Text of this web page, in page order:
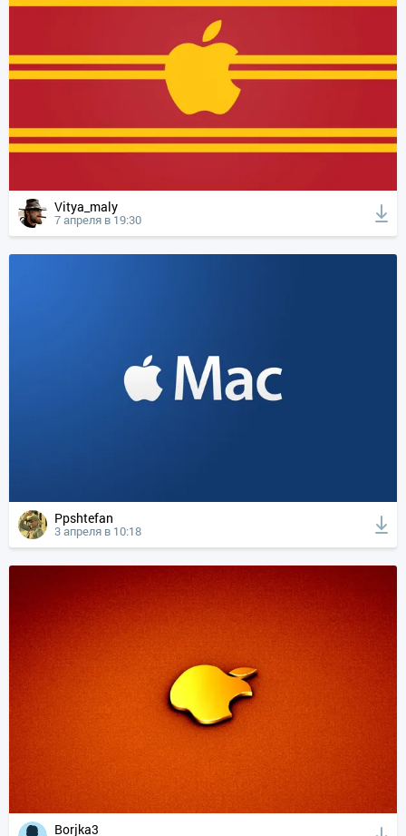
Vitya_maly
7 апреля в 19:30
Ppshtefan
3 апреля в 10:18
Borjka3